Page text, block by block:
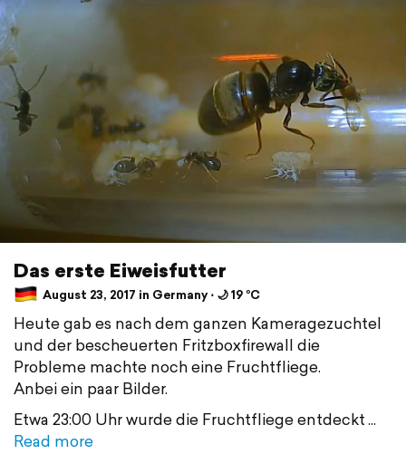
Das erste Eiweisfutter
August 23, 2017 in Germany ⋅ 🌙 19 °C
Heute gab es nach dem ganzen Kameragezuchtel
und der bescheuerten Fritzboxfirewall die
Probleme machte noch eine Fruchtfliege.
Anbei ein paar Bilder.
Etwa 23:00 Uhr wurde die Fruchtfliege entdeckt
Read more